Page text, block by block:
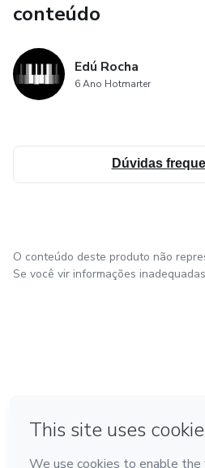
conteúdo
Edú Rocha
6 Ano Hotmarter
Dúvidas
O conteúdo deste produto não
Se você vir informações
Feito com ❤ na Cidade do México